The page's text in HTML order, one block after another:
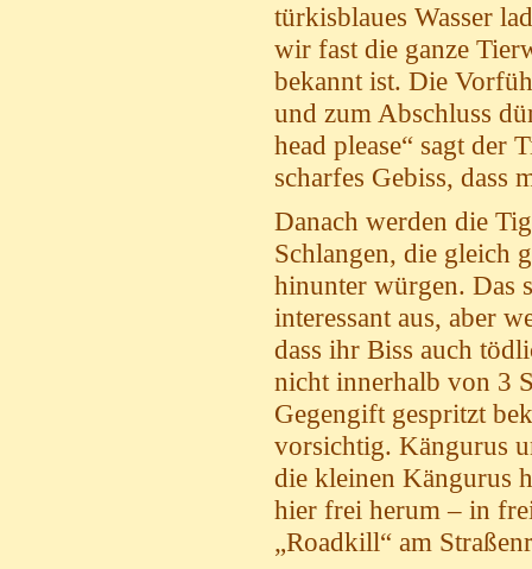
türkisblaues Wasser
wir fast die ganze
bekannt ist. Die
und zum Abschluss
head please“ sagt der
scharfes Gebiss, dass
Danach werden die
Schlangen, die gleich
hinunter würgen. Das
interessant aus, aber
dass ihr Biss auch
nicht innerhalb von 3
Gegengift gespritzt
vorsichtig. Kängurus
die kleinen Kängurus
hier frei herum – in
„Roadkill“ am